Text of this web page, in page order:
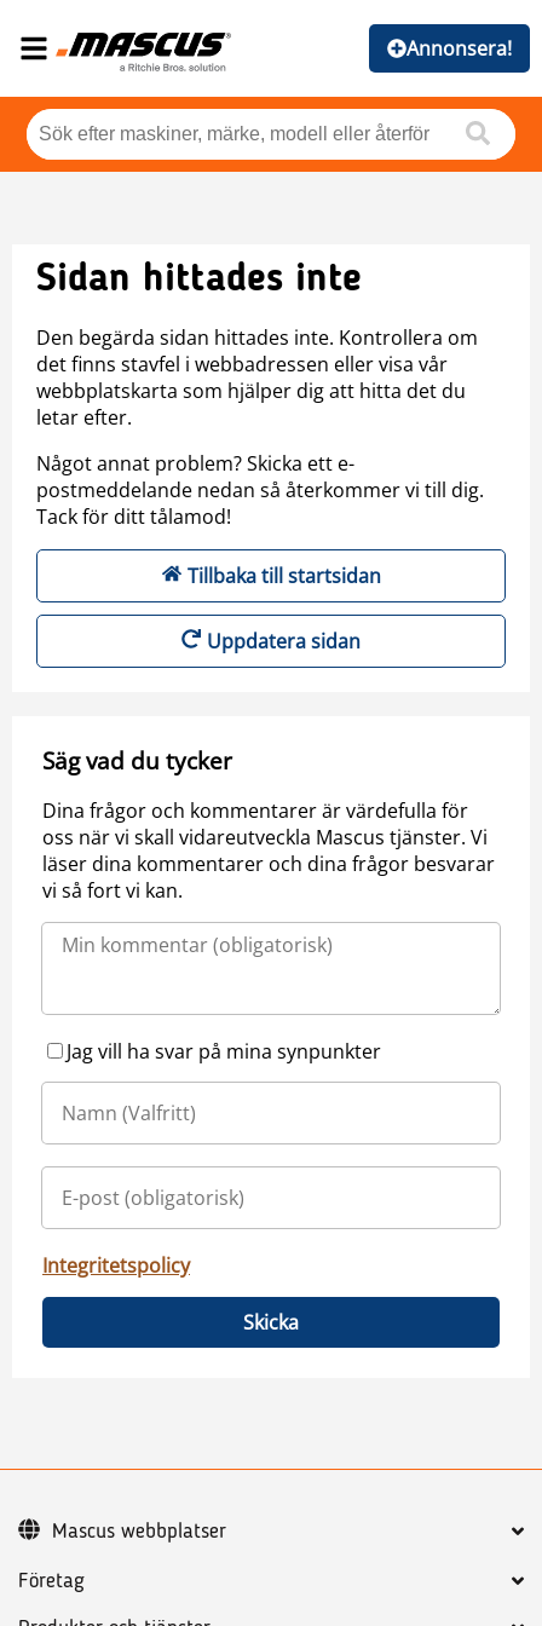
Annonsera!
Sidan hittades inte
Den begärda sidan hittades inte. Kontrollera om
det finns stavfel i webbadressen eller visa vår
webbplatskarta som hjälper dig att hitta det du
letar efter.
Något annat problem? Skicka ett e-
postmeddelande nedan så återkommer vi till dig.
Tack för ditt tålamod!
Tillbaka till startsidan
Uppdatera sidan
Säg vad du tycker
Dina frågor och kommentarer är värdefulla för
oss när vi skall vidareutveckla Mascus tjänster. Vi
läser dina kommentarer och dina frågor besvarar
vi så fort vi kan.
Jag vill ha svar på mina synpunkter
Integritetspolicy
Skicka
Företag
Mascus webbplatser